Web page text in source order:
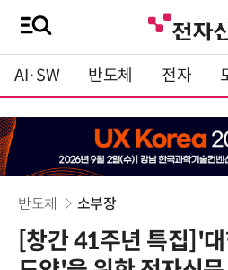
AI·SW 반도체 전자
반도체 소부장
[창간 41주년 특집]'